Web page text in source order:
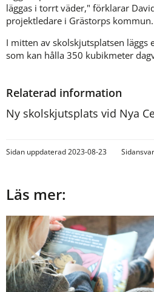
läggas i torrt väder," förklarar
projektledare i Grästorps kommun.
I mitten av skolskjutsplatsen läggs
som kan hålla 350 kubikmeter
Relaterad information
Ny skolskjutsplats vid Nya
Sidan uppdaterad 2023-08-23
Läs mer: